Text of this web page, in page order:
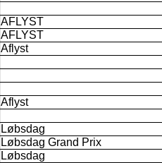
AFLYST
AFLYST
Aflyst
Aflyst
Løbsdag
Løbsdag Grand Prix
Løbsdag